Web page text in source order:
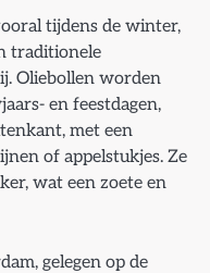
tijdens de winter,
traditionele
Oliebollen worden
en feestdagen,
met een
of appelstukjes. Ze
wat een zoete en
gelegen op de